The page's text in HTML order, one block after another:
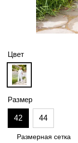
Цвет
Размер
42 44
Размерная сетка